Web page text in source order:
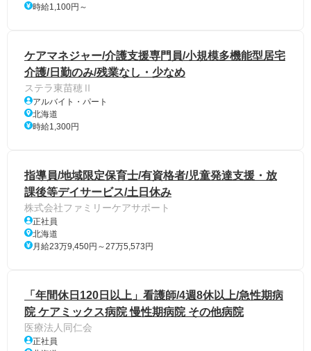
時給1,100円～
ケアマネジャー/介護支援専門員/小規模多機能型居宅
介護/日勤のみ/残業なし・少なめ
ステラ東苗穂Ⅱ
アルバイト・パート
北海道
時給1,300円
指導員/地域限定保育士/有資格者/児童発達支援・放
課後等デイサービス/土日休み
株式会社ファミリーケアサポート
正社員
北海道
月給23万9,450円～27万5,573円
「年間休日120日以上」看護師/4週8休以上/急性期病
院 ケアミックス病院 慢性期病院 その他病院
医療法人同仁会
正社員